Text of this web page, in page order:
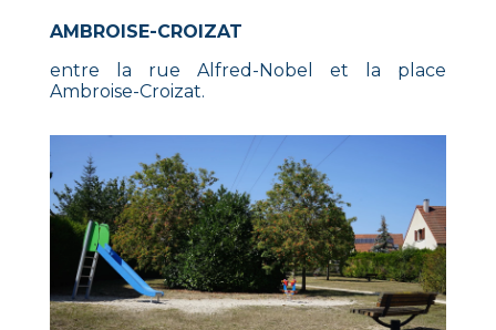
AMBROISE-CROIZAT
entre la rue Alfred-Nobel et la place
Ambroise-Croizat.